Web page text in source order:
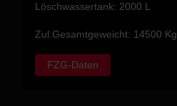
Löschwassertank: 2000 L
Zul.Gesamtgeweicht: 14500 Kg
FZG-Daten